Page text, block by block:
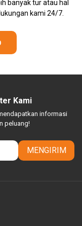
banyak tur atau hal
kami 24/7.
Kami
informasi
peluang!
MENGIRIM